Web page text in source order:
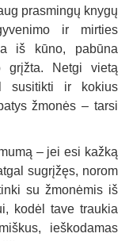
prasmingų knygų
ir mirties
iš kūno, pabūna
Netgi vietą
susitikti ir kokius
žmonės – tarsi
– jei esi kažką
sugrįžęs, norom
su žmonėmis iš
kodėl tave traukia
ieškodamas